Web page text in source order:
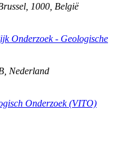
1000 België
Onderzoek - Geologische
Nederland
Onderzoek (VITO)